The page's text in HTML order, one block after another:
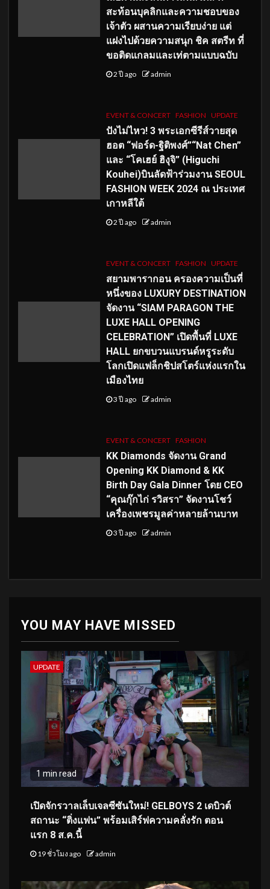
สะท้อนบุคลิกและความชอบของ
เจ้าตัว ผสานความเรียบง่าย แต่
แฝงไปด้วยความสนุก ชิค สตรีท ที่
ขอติดแกลมและเท่ตามแบบฉบับ
2 ปี ago admin
EVENT & CONCERT FASHION UPDATE
ปังไม่ไหว! 3 พระเอกซีรีส์วายสุด
ฮอต “ฟอร์ด-ฐิติพงศ์”“Nat Chen”
และ “โคเฮย์ ฮิงุจิ” (Higuchi
Kouhei)บินลัดฟ้าร่วมงาน SEOUL
FASHION WEEK 2024 ณ ประเทศ
เกาหลีใต้
2 ปี ago admin
EVENT & CONCERT FASHION UPDATE
สยามพารากอน ครองความเป็นที่
หนึ่งของ LUXURY DESTINATION
จัดงาน “SIAM PARAGON THE
LUXE HALL OPENING
CELEBRATION” เปิดพื้นที่ LUXE
HALL ยกขบวนแบรนด์หรูระดับ
โลกเปิดแฟล็กชิปสโตร์แห่งแรกใน
เมืองไทย
3 ปี ago admin
EVENT & CONCERT FASHION
KK Diamonds จัดงาน Grand
Opening KK Diamond & KK
Birth Day Gala Dinner โดย CEO
“คุณกุ๊กไก่ รวิสรา” จัดงานโชว์
เครื่องเพชรมูลค่าหลายล้านบาท
3 ปี ago admin
YOU MAY HAVE MISSED
UPDATE
1 min read
เปิดจักรวาลเล็บเจลซีซันใหม่! GELBOYS 2 เดบิวต์
สถานะ “ติ่งแฟน” พร้อมเสิร์ฟความคลั่งรัก ตอน
แรก 8 ส.ค.นี้
19 ชั่วโมง ago admin